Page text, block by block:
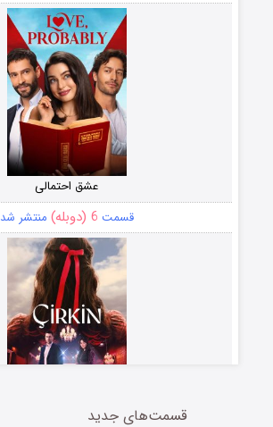
عشق احتمالی
قسمت 6 (دوبله) منتشر شد
سریال زشتقسمت‌های جدید